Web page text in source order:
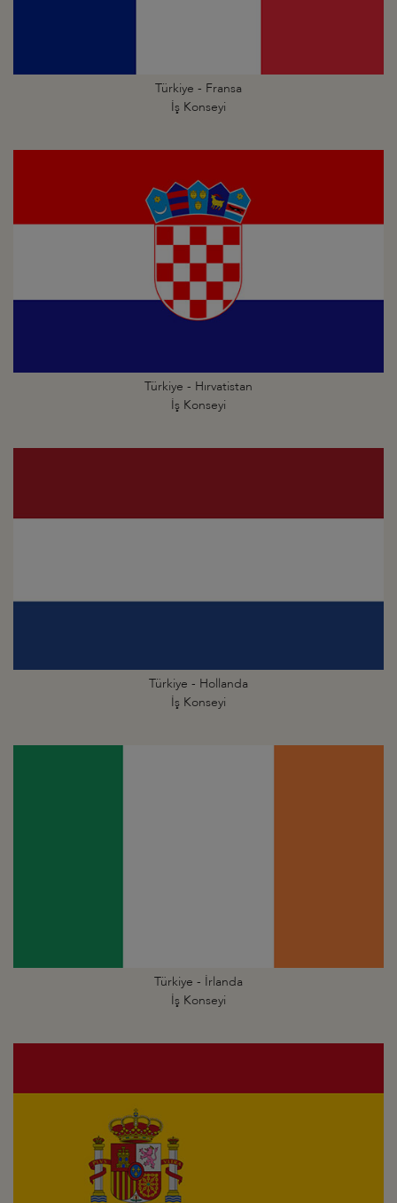
Türkiye - Fransa
İş Konseyi
Türkiye - Hırvatistan
İş Konseyi
Türkiye - Hollanda
İş Konseyi
Türkiye - İrlanda
İş Konseyi